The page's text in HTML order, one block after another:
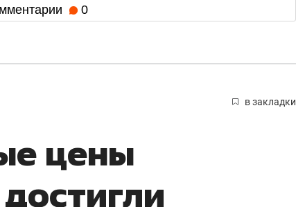
0
в закладки
цены